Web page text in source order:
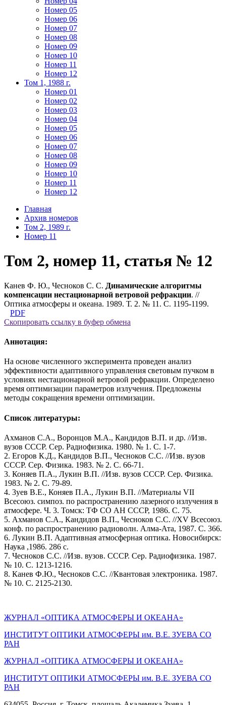
Номер 05
Номер 06
Номер 07
Номер 08
Номер 09
Номер 10
Номер 11
Номер 12
Том 1, 1988 г.
Номер 01
Номер 02
Номер 03
Номер 04
Номер 05
Номер 06
Номер 07
Номер 08
Номер 09
Номер 10
Номер 11
Номер 12
Главная
Архив номеров
Том 2, 1989 г.
Номер 11
Том 2, номер 11, статья № 12
Канев Ф. Ю., Чесноков С. С. Динамические алгоритмы
компенсации нестационарной ветровой рефракции. //
Оптика атмосферы и океана. 1989. Т. 2. № 11. С. 1195-1199.
PDF
Скопировать ссылку в буфер обмена
Аннотация:
На основе численного эксперимента проведен анализ
эффективности адаптивного управления световым пучком в
условиях нестационарной ветровой рефракции. Определено
время оптимизации параметров излучения. Предложены
методы сокращения времени оптимизации.
Список литературы:
Ахманов С.А., Воронцов М.А., Кандидов В.П. и др. //Изв.
вузов СССР. Сер. Радиофизика. 1980. № 1. С. 1-7.
2. Егоров К.Д., Кандидов В.П., Чесноков С.С. //Изв. вузов
СССР. Сер. Физика. 1983. № 2. С. 66-71.
3. Коняев П.А., Лукин В.П. //Изв. вузов СССР. Сер. Физика.
1983. № 2. С. 79-89.
4. 3уев В.Е., Коняев П.А., Лукин В.П. //Материалы VII
Всесоюз. симпоз. по распространению лазерного излучения в
атмосфере. Ч. 3. Томск: ТФ СО АН СССР, 1986. С. 75.
5. Ахманов С.А., Кандидов В.П., Чесноков С.С. //XV Всесоюз.
конф. по распространению радиоволн. Алма-Ата, 1987. С. 366.
6. Лукин В.П. Адаптивная атмосферная оптика. Новосибирск:
Наука ,1986. 286 с.
7. Чесноков С.С. //Изв. вузов. СССР. Сер. Радиофизика. 1987.
№ 10. С. 1213-1216.
8. Канев Ф.Ю., Чесноков С.С. //Квантовая электроника. 1987.
№ 10. С. 2125-2130.
ЖУРНАЛ «ОПТИКА АТМОСФЕРЫ И ОКЕАНА»
ИНСТИТУТ ОПТИКИ АТМОСФЕРЫ им. В.Е. ЗУЕВА СО
РАН
ЖУРНАЛ «ОПТИКА АТМОСФЕРЫ И ОКЕАНА»
ИНСТИТУТ ОПТИКИ АТМОСФЕРЫ им. В.Е. ЗУЕВА СО
РАН